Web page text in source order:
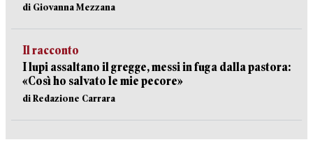
di Giovanna Mezzana
Il racconto
I lupi assaltano il gregge, messi in fuga dalla pastora:
«Così ho salvato le mie pecore»
di Redazione Carrara